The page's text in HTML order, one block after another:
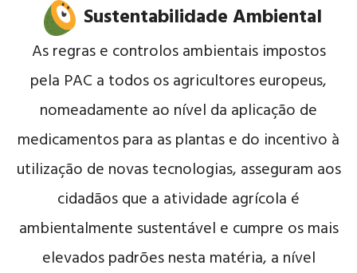
Sustentabilidade Ambiental
As regras e controlos ambientais impostos
pela PAC a todos os agricultores europeus,
nomeadamente ao nível da aplicação de
medicamentos para as plantas e do incentivo à
utilização de novas tecnologias, asseguram aos
cidadãos que a atividade agrícola é
ambientalmente sustentável e cumpre os mais
elevados padrões nesta matéria, a nível